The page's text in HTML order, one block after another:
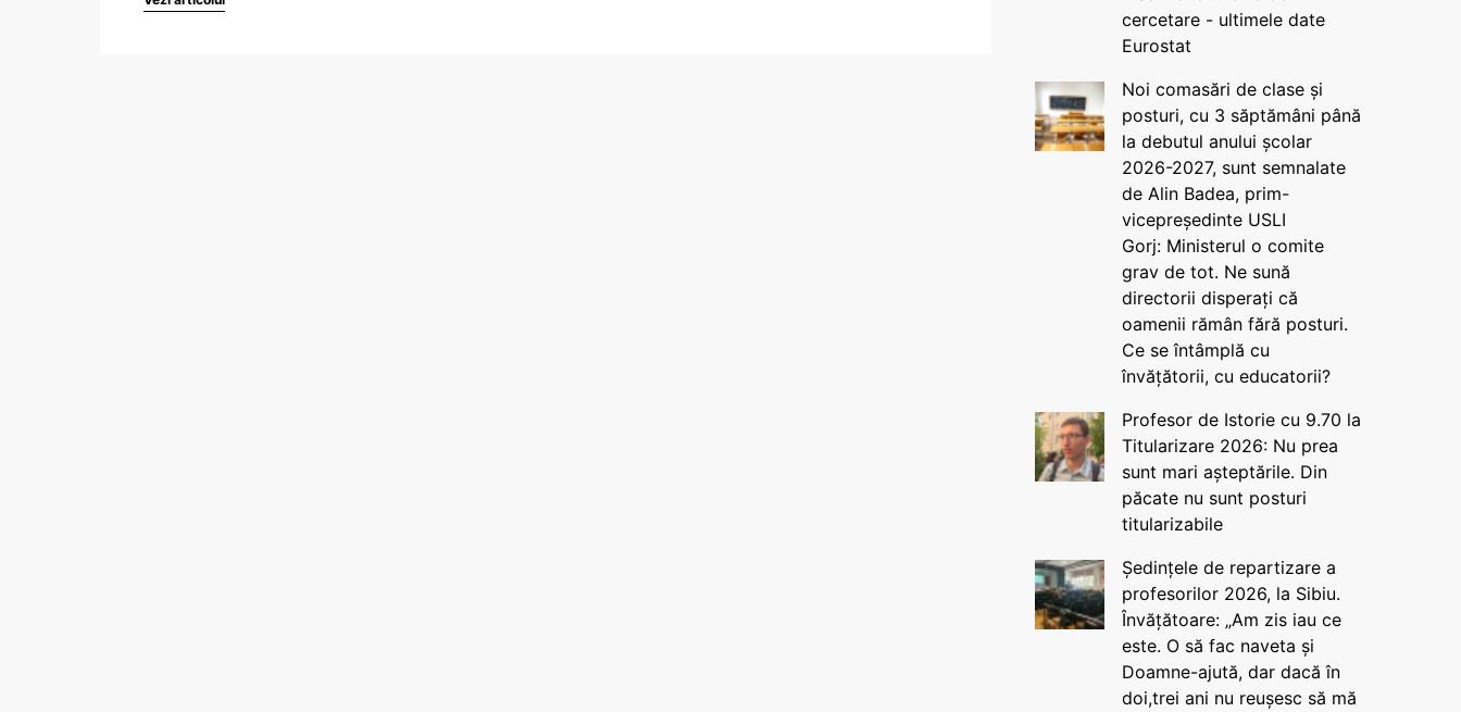
cercetare - ultimele date
Eurostat
Noi comasări de clase și
posturi, cu 3 săptămâni până
la debutul anului școlar
2026-2027, sunt semnalate
de Alin Badea, prim-
vicepreședinte USLI
Gorj: Ministerul o comite
grav de tot. Ne sună
directorii disperați că
oamenii rămân fără posturi.
Ce se întâmplă cu
învățătorii, cu educatorii?
Profesor de Istorie cu 9.70 la
Titularizare 2026: Nu prea
sunt mari așteptările. Din
păcate nu sunt posturi
titularizabile
Ședințele de repartizare a
profesorilor 2026, la Sibiu.
Învățătoare: „Am zis iau ce
este. O să fac naveta și
Doamne-ajută, dar dacă în
doi,trei ani nu reușesc să mă